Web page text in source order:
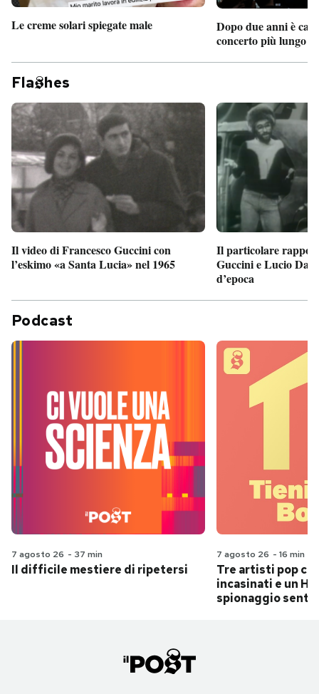
Le creme solari spiegate male
Dopo due anni è
concerto più lungo
Fla hes
Il video di Francesco Guccini con
l’eskimo «a Santa Lucia» nel 1965
Il particolare
Guccini e Lucio
d’epoca
Podcast
7 agosto 26 - 37 min
Il difficile mestiere di ripetersi
7 agosto 26 - 16 min
Tre artisti pop
incasinati e un
spionaggio